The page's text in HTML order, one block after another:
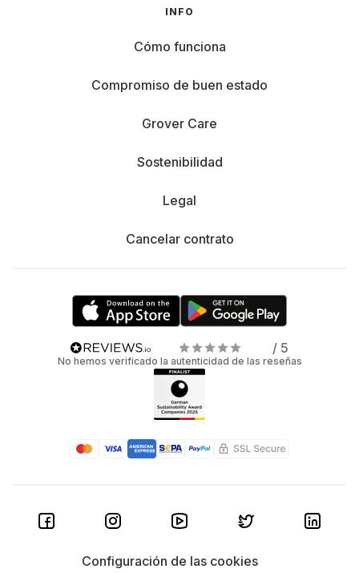
INFO
Cómo funciona
Compromiso de buen estado
Grover Care
Sostenibilidad
Legal
Cancelar contrato
/ 5
No hemos verificado la autenticidad de las reseñas
Configuración de las cookies